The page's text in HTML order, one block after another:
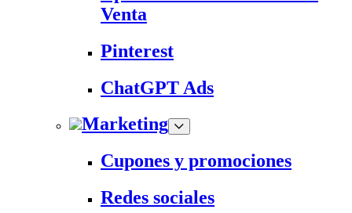
Venta
Pinterest
ChatGPT Ads
Marketing
Cupones y promociones
Redes sociales